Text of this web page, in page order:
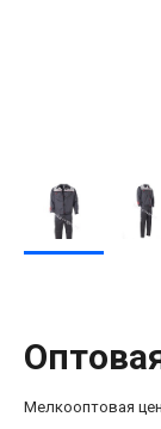
Мелкооптовая